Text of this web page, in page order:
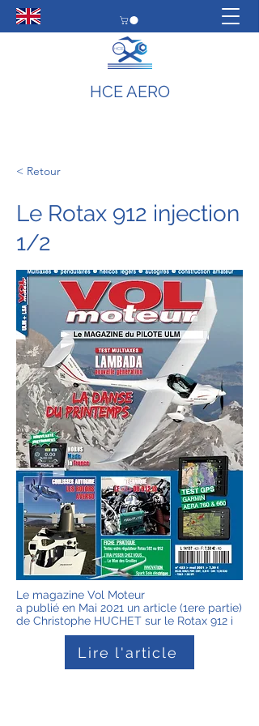
HCE AERO
< Retour
Le Rotax 912 injection
1/2
Le magazine Vol Moteur
a publié en Mai 2021 un article (1ere partie)
de Christophe HUCHET sur le Rotax 912 i
Lire l'article